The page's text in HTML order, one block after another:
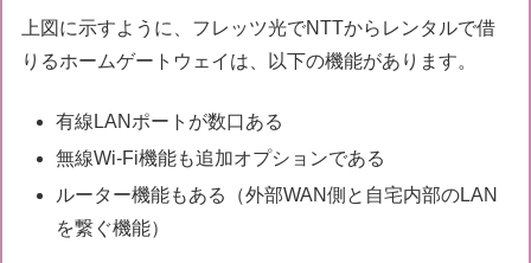
上図に示すように、フレッツ光でNTTからレンタルで借
りるホームゲートウェイは、以下の機能があります。
有線LANポートが数口ある
無線Wi-Fi機能も追加オプションである
ルーター機能もある（外部WAN側と自宅内部のLAN
を繋ぐ機能）